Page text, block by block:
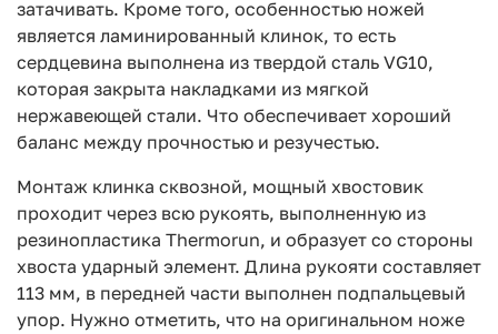
затачивать. Кроме того, особенностью ножей
является ламинированный клинок, то есть
сердцевина выполнена из твердой сталь VG10,
которая закрыта накладками из мягкой
нержавеющей стали. Что обеспечивает хороший
баланс между прочностью и резучестью.
Монтаж клинка сквозной, мощный хвостовик
проходит через всю рукоять, выполненную из
резинопластика Thermorun, и образует со стороны
хвоста ударный элемент. Длина рукояти составляет
113 мм, в передней части выполнен подпальцевый
упор. Нужно отметить, что на оригинальном ноже